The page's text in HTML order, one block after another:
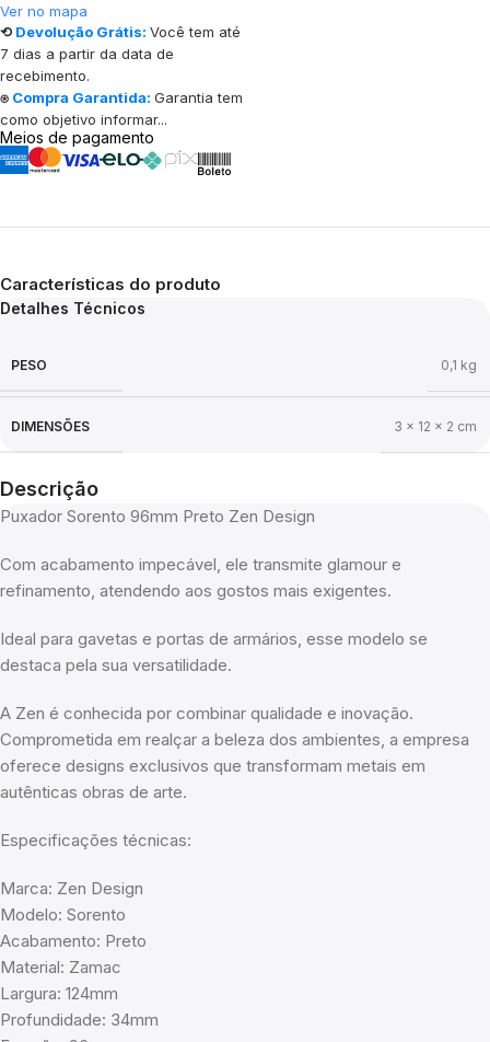
Ver no mapa
⟲ Devolução Grátis: Você tem até
7 dias a partir da data de
recebimento.
⍟ Compra Garantida: Garantia tem
como objetivo informar...
Meios de pagamento
Características do produto
Detalhes Técnicos
PESO 0,1 kg
DIMENSÕES 3 × 12 × 2 cm
Descrição
Puxador Sorento 96mm Preto Zen Design
Com acabamento impecável, ele transmite glamour e
refinamento, atendendo aos gostos mais exigentes.
Ideal para gavetas e portas de armários, esse modelo se
destaca pela sua versatilidade.
A Zen é conhecida por combinar qualidade e inovação.
Comprometida em realçar a beleza dos ambientes, a empresa
oferece designs exclusivos que transformam metais em
autênticas obras de arte.
Especificações técnicas:
Marca: Zen Design
Modelo: Sorento
Acabamento: Preto
Material: Zamac
Largura: 124mm
Profundidade: 34mm